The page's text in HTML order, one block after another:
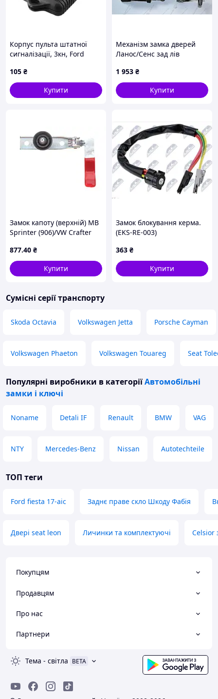
Корпус пульта штатної
сигналізації, 3кн, Ford
105 ₴
Купити
Механізм замка дверей
Ланос/Сенс зад лів
1 953 ₴
Купити
Замок капоту (верхній) MB
Sprinter (906)/VW Crafter
877.40 ₴
Купити
Замок блокування керма.
(EKS-RE-003)
363 ₴
Купити
Сумісні серії транспорту
Skoda Octavia Volkswagen Jetta Porsche Cayman
Volkswagen Phaeton Volkswagen Touareg Seat
Популярні виробники в категоріїАвтомобільні
замки і ключі
Noname Detali IF Renault BMW VAG
NTY Mercedes-Benz Nissan Autotechteile
ТОП теги
Ford fiesta 17-aic Заднє праве скло Шкоду Фабія
Двері seat leon Личинки та комплектуючі Celsior
Покупцям
Продавцям
Про нас
Партнери
Тема - світла BETA